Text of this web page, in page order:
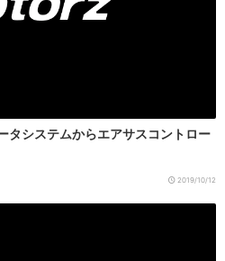
タシステムからエアサスコントロー
2019/10/12